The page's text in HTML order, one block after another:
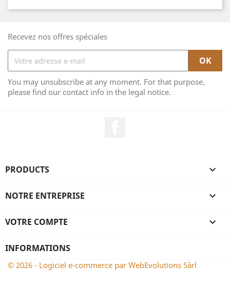
Recevez nos offres spéciales
You may unsubscribe at any moment. For that purpose,
please find our contact info in the legal notice.
PRODUCTS 
NOTRE ENTREPRISE 
VOTRE COMPTE 
INFORMATIONS
© 2026 - Logiciel e-commerce par WebEvolutions Sàrl